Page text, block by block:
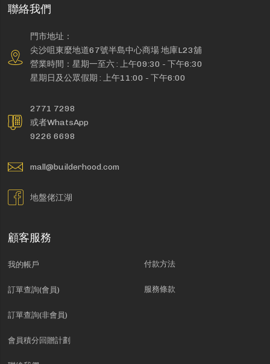
聯絡我們
門市地址：
尖沙咀東麼地道67號半島中心商場 地庫L23舖
營業時間：星期一至六 : 上午09:30 - 下午6:30
星期日及公眾假期 : 上午11:00 - 下午6:00
2771 7298
或者WhatsApp
9226 6698
mall@builderhood.com
地盤佬江湖
顧客服務
我的帳戶
訂單查詢(會員)
訂單查詢(非會員)
會員積分回贈計劃
付款方法
服務條款